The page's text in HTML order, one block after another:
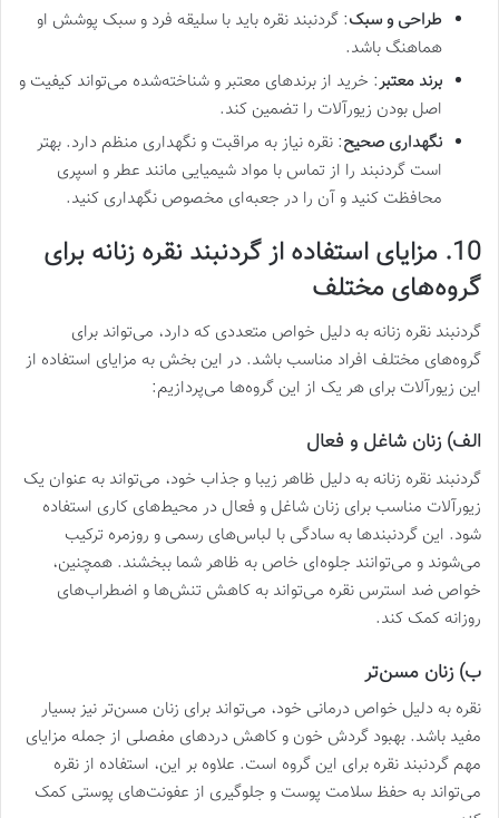
طراحی و سبک: گردنبند نقره باید با سلیقه فرد و سبک پوشش او
هماهنگ باشد.
برند معتبر: خرید از برندهای معتبر و شناخته‌شده می‌تواند کیفیت و
اصل بودن زیورآلات را تضمین کند.
نگهداری صحیح: نقره نیاز به مراقبت و نگهداری منظم دارد. بهتر
است گردنبند را از تماس با مواد شیمیایی مانند عطر و اسپری
محافظت کنید و آن را در جعبه‌ای مخصوص نگهداری کنید.
10. مزایای استفاده از گردنبند نقره زنانه برای
گروه‌های مختلف
گردنبند نقره زنانه به دلیل خواص متعددی که دارد، می‌تواند برای
گروه‌های مختلف افراد مناسب باشد. در این بخش به مزایای استفاده از
این زیورآلات برای هر یک از این گروه‌ها می‌پردازیم:
الف) زنان شاغل و فعال
گردنبند نقره زنانه به دلیل ظاهر زیبا و جذاب خود، می‌تواند به عنوان یک
زیورآلات مناسب برای زنان شاغل و فعال در محیط‌های کاری استفاده
شود. این گردنبندها به سادگی با لباس‌های رسمی و روزمره ترکیب
می‌شوند و می‌توانند جلوه‌ای خاص به ظاهر شما ببخشند. همچنین،
خواص ضد استرس نقره می‌تواند به کاهش تنش‌ها و اضطراب‌های
روزانه کمک کند.
ب) زنان مسن‌تر
نقره به دلیل خواص درمانی خود، می‌تواند برای زنان مسن‌تر نیز بسیار
مفید باشد. بهبود گردش خون و کاهش دردهای مفصلی از جمله مزایای
مهم گردنبند نقره برای این گروه است. علاوه بر این، استفاده از نقره
می‌تواند به حفظ سلامت پوست و جلوگیری از عفونت‌های پوستی کمک